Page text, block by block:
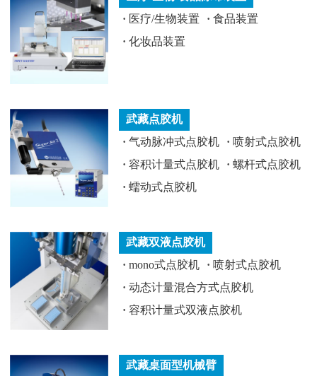
· 医疗/生物装置 · 食品装置
· 化妆品装置
武藏点胶机
· 气动脉冲式点胶机 · 喷射式点胶机
· 容积计量式点胶机 · 螺杆式点胶机
· 蠕动式点胶机
武藏双液点胶机
· mono式点胶机 · 喷射式点胶机
· 动态计量混合方式点胶机
· 容积计量式双液点胶机
武藏桌面型机械臂